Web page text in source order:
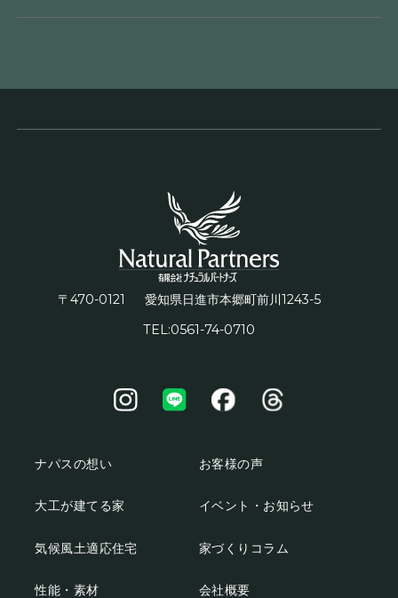
〒470-0121 愛知県日進市本郷町前川 1243-5
TEL:0561-74-0710
ナパスの想い
大工が建てる家
気候風土適応住宅
性能・素材
お客様の声
イベント・お知らせ
家づくりコラム
会社概要